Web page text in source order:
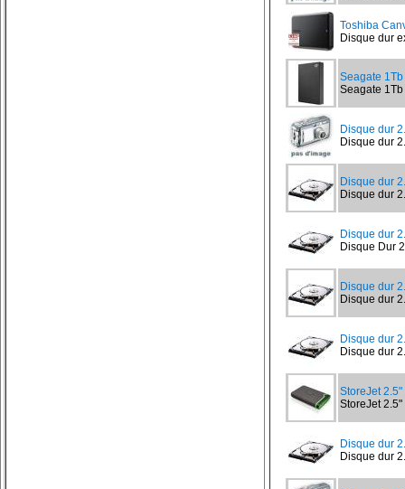
Toshiba
Disque dur
Seagate
Seagate
Disque dur
Disque dur
Disque dur
Disque dur
Disque dur
Disque Dur
Disque dur
Disque dur
Disque dur
Disque dur
StoreJet
StoreJet
Disque dur
Disque dur